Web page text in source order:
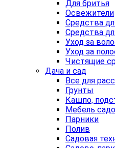
Для бритья
Освежители
Средства
Средства
Уход за
Уход за
Чистящие
Дача и сад
Все для
Грунты
Кашпо,
Мебель
Парники
Полив
Садовая